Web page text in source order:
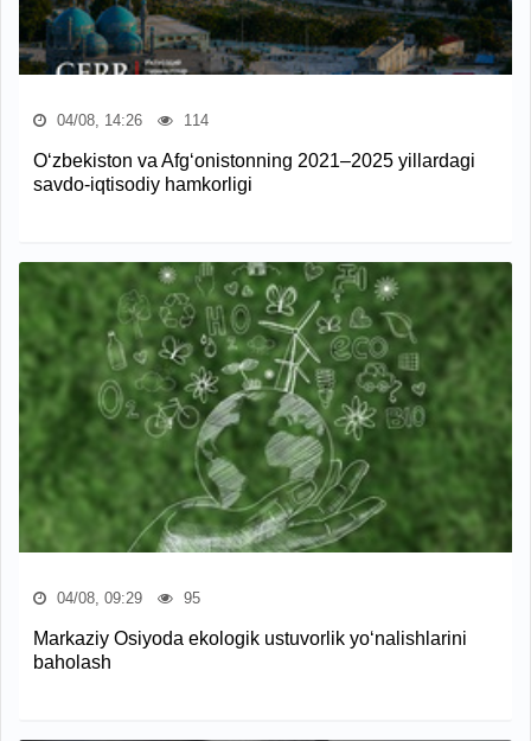
04/08, 14:26 114
O‘zbekiston va Afg‘onistonning 2021–2025 yillardagi
savdo-iqtisodiy hamkorligi
04/08, 09:29 95
Markaziy Osiyoda ekologik ustuvorlik yo‘nalishlarini
baholash